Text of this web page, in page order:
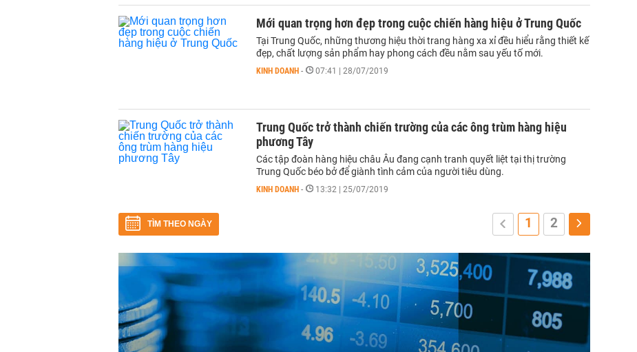
Mới quan trọng hơn đẹp trong cuộc chiến hàng hiệu ở Trung Quốc
Tại Trung Quốc, những thương hiệu thời trang hàng xa xỉ đều hiểu rằng thiết kế
đẹp, chất lượng sản phẩm hay phong cách đều nằm sau yếu tố mới.
KINH DOANH - 07:41 | 28/07/2019
Trung Quốc trở thành chiến trường của các ông trùm hàng hiệu
phương Tây
Các tập đoàn hàng hiệu châu Âu đang cạnh tranh quyết liệt tại thị trường
Trung Quốc béo bở để giành tình cảm của người tiêu dùng.
KINH DOANH - 13:32 | 25/07/2019
TÌM THEO NGÀY 1 2